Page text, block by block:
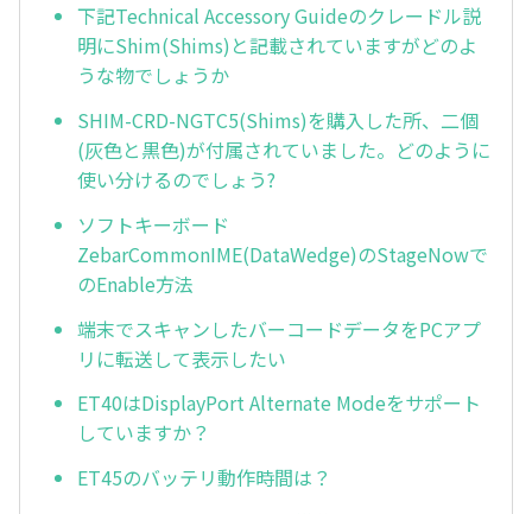
下記Technical Accessory Guideのクレードル説
明にShim(Shims)と記載されていますがどのよ
うな物でしょうか
SHIM-CRD-NGTC5(Shims)を購入した所、二個
(灰色と黒色)が付属されていました。どのように
使い分けるのでしょう?
ソフトキーボード
ZebarCommonIME(DataWedge)のStageNowで
のEnable方法
端末でスキャンしたバーコードデータをPCアプ
リに転送して表示したい
ET40はDisplayPort Alternate Modeをサポート
していますか？
ET45のバッテリ動作時間は？